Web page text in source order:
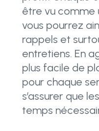
être vu comme
vous pourrez
rappels et
entretiens. En
plus facile de
pour chaque
s’assurer que
temps